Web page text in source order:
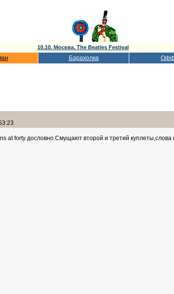
10.10. Москва. The Beatles Festival
Барахолка
at forty дословно.Смущают второй и третий